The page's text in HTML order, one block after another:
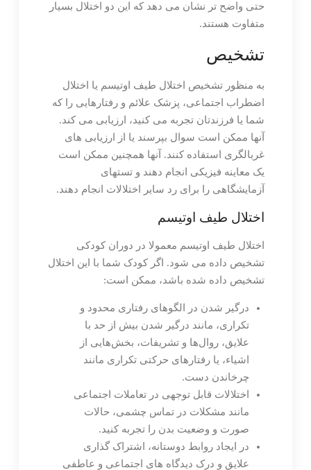
حتی واضح تر نشان می دهد که این دو اختلال بسیار
متفاوت هستند.
تشخیص
به منظور تشخیص اختلال طیف اوتیسم یا اختلال
اضطراب اجتماعی، پزشک علائم و رفتارهایی را که
شما یا فرزندتان تجربه می کنید، ارزیابی می کند.
آنها ممکن است سوال بپرسند یا از ارزیابی های
غربالگری استفاده کنند. آنها همچنین ممکن است
یک معاینه فیزیکی انجام دهند و تستهای
آزمایشگاهی را برای رد سایر اختلالات انجام دهند.
اختلال طیف اوتیسم
اختلال طیف اوتیسم معمولا در دوران کودکی
تشخیص داده می شود. اگر کودک شما با این اختلال
تشخیص داده شده باشد، ممکن است:
درگیر شدن در الگوهای رفتاری محدود و
تکراری، مانند درگیر شدن بیش از حد با
علایق، روال‌ها و تشریفات، بخش‌هایی از
اشیاء، یا رفتارهای حرکتی تکراری مانند
چرخاندن دست.
اختلالات قابل توجهی در تعاملات اجتماعی
مانند مشکلات در تماس چشمی، حالات
صورت و وضعیت بدن را تجربه کنید.
در ایجاد روابط دوستانه، اشتراک گذاری
علایق و درک دیدگاه های اجتماعی و عاطفی